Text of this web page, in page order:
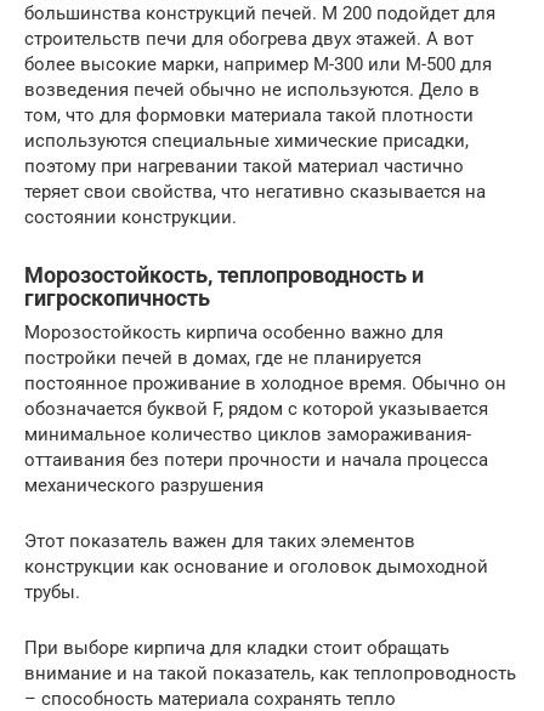
большинства конструкций печей. М 200 подойдет для
строительств печи для обогрева двух этажей. А вот
более высокие марки, например М-300 или М-500 для
возведения печей обычно не используются. Дело в
том, что для формовки материала такой плотности
используются специальные химические присадки,
поэтому при нагревании такой материал частично
теряет свои свойства, что негативно сказывается на
состоянии конструкции.
Морозостойкость, теплопроводность и
гигроскопичность
Морозостойкость кирпича особенно важно для
постройки печей в домах, где не планируется
постоянное проживание в холодное время. Обычно он
обозначается буквой F, рядом с которой указывается
минимальное количество циклов замораживания-
оттаивания без потери прочности и начала процесса
механического разрушения
Этот показатель важен для таких элементов
конструкции как основание и оголовок дымоходной
трубы.
При выборе кирпича для кладки стоит обращать
внимание и на такой показатель, как теплопроводность
– способность материала сохранять тепло